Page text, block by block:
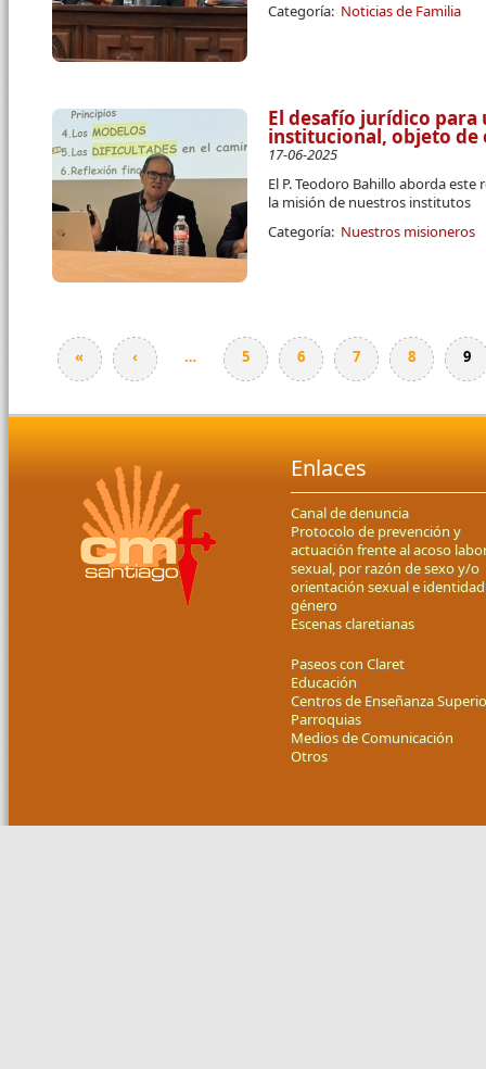
Categoría: Noticias de Familia
El desafío jurídico
institucional, objeto de
17-06-2025
El P. Teodoro Bahillo aborda
la misión de nuestros institutos
Categoría: Nuestros misioneros
Páginas
« ‹ … 5 6 7 8 9
Enlaces
Canal de denuncia
Protocolo de prevención y
actuación frente al acoso
sexual, por razón de sexo y/o
orientación sexual e
género
Escenas claretianas
Paseos con Claret
Educación
Centros de Enseñanza
Parroquias
Medios de Comunicación
Otros